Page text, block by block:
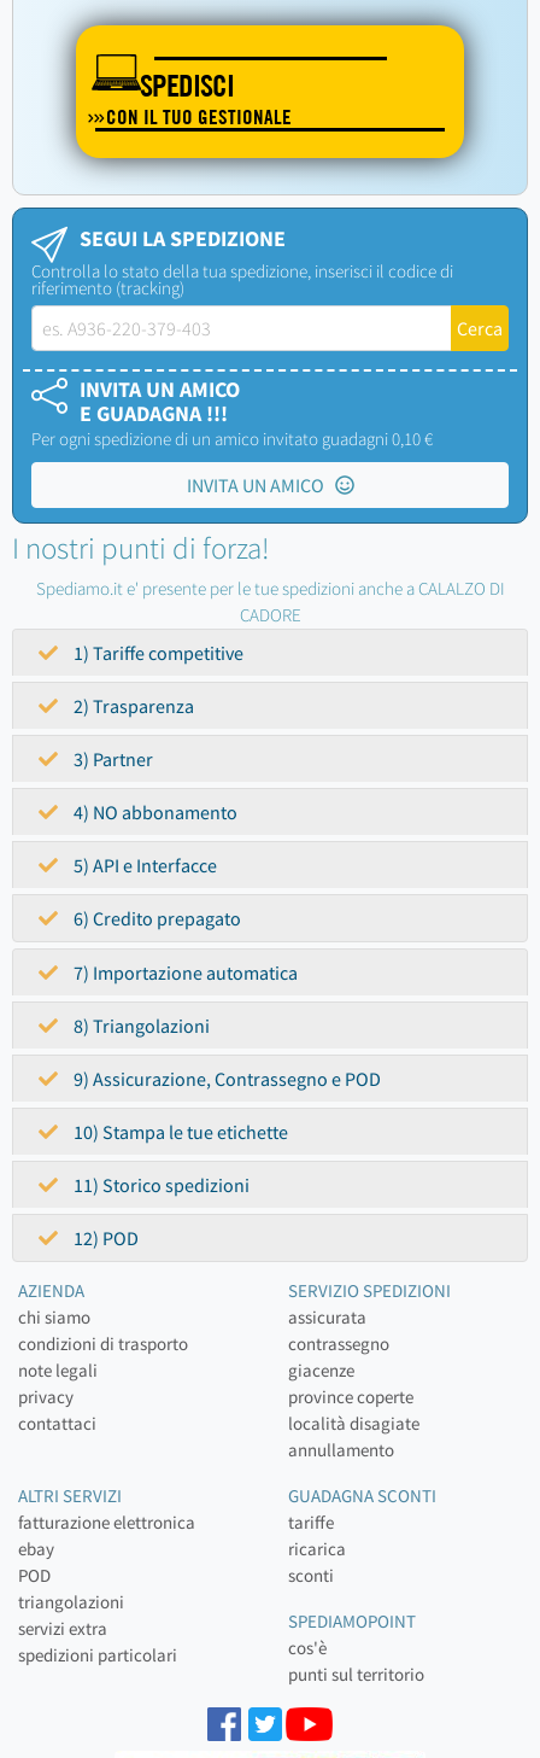
SPEDISCI
CON IL TUO GESTIONALE
SEGUI LA SPEDIZIONE
Controlla lo stato della tua spedizione, inserisci il codice di
riferimento (tracking)
INVITA UN AMICO
E GUADAGNA !!!
Per ogni spedizione di un amico invitato guadagni 0,10 €
INVITA UN AMICO
I nostri punti di forza!
Spediamo.it e' presente per le tue spedizioni anche a CALALZO DI
CADORE
1) Tariffe competitive
2) Trasparenza
3) Partner
4) NO abbonamento
5) API e Interfacce
6) Credito prepagato
7) Importazione automatica
8) Triangolazioni
9) Assicurazione, Contrassegno e POD
10) Stampa le tue etichette
11) Storico spedizioni
12) POD
AZIENDA
chi siamo
condizioni di trasporto
note legali
privacy
contattaci
SERVIZIO SPEDIZIONI
assicurata
contrassegno
giacenze
province coperte
località disagiate
annullamento
ALTRI SERVIZI
fatturazione elettronica
ebay
POD
triangolazioni
servizi extra
spedizioni particolari
GUADAGNA SCONTI
tariffe
ricarica
sconti
SPEDIAMOPOINT
cos'è
punti sul territorio